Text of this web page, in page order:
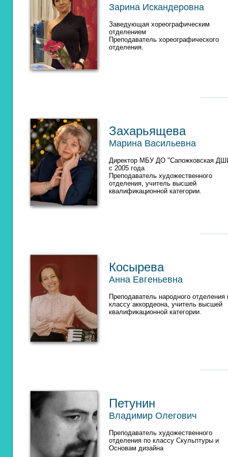
Зарина Искандеровна
Заведующая хореографическим
отделением
Преподаватель хореографического
отделения.
Захарьящева
Марина Васильевна
Директор МБУ ДО "Сапожковская
с 2005 года
Преподаватель художественного
отделения, учитель высшей
квалификационной категории.
Косыревa
Анна Евгеньевна
Преподаватель народного отделения
классу аккордеона, учитель высшей
квалификационной категории.
Петунин
Владимир Олегович
Преподаватель художественного
отделения по классу Скульптуры и
Основам дизайна